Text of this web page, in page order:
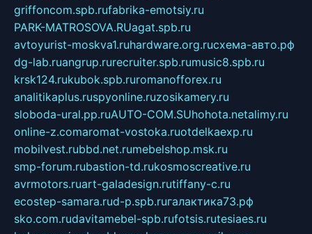
griffoncom.spb.rufabrika-emotsiy.ru
PARK-MATROSOVA.RUagat.spb.ru
avtoyurist-moskva1.ruhardware.org.ruсхема-авто.рф
dg-lab.ruangrup.rurecruiter.spb.rumusic8.spb.ru
krsk124.rukubok.spb.ruromanofforex.ru
analitikaplus.ruspyonline.ruzosikamery.ru
sloboda-ural.pp.ruAUTO-COM.SUhohota.netalimy.ru
online-z.comaromat-vostoka.ruotdelkaexp.ru
mobilvest.rubbd.net.rumebelshop.msk.ru
smp-forum.rubastion-td.rukosmoscreative.ru
avrmotors.ruart-galadesign.rutiffany-c.ru
ecostep-samara.rud-p.spb.ruгалактика73.рф
sko.com.rudavitamebel-spb.rufotsis.rutesiaes.ru